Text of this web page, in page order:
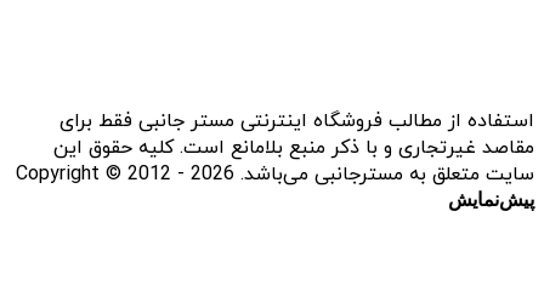
استفاده از مطالب فروشگاه اینترنتی مستر جانبی فقط برای
مقاصد غیرتجاری و با ذکر منبع بلامانع است. کلیه حقوق این
سایت متعلق به مسترجانبی می‌باشد. Copyright © 2012 - 2026
پیش‌نمایش